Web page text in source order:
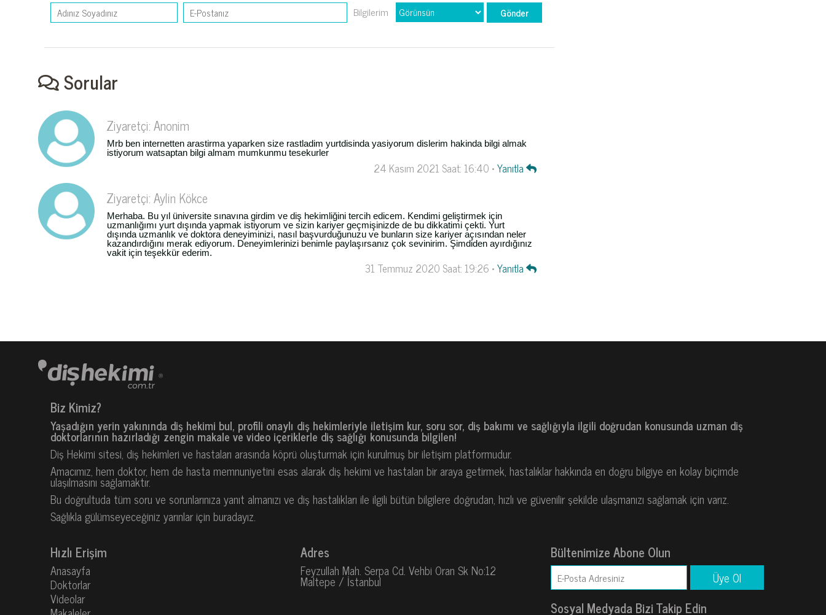
Bilgilerim
Sorular
Ziyaretçi: Anonim
Mrb ben internetten arastirma yaparken size rastladim yurtdisinda yasiyorum dislerim hakinda bilgi almak
istiyorum watsaptan bilgi almam mumkunmu tesekurler
24 Kasım 2021 Saat: 16:40 •Yanıtla
Ziyaretçi: Aylin Kökce
Merhaba. Bu yıl üniversite sınavına girdim ve diş hekimliğini tercih edicem. Kendimi geliştirmek için
uzmanlığımı yurt dışında yapmak istiyorum ve sizin kariyer geçmişinizde de bu dikkatimi çekti. Yurt
dışında uzmanlık ve doktora deneyiminizi, nasıl başvurduğunuzu ve bunların size kariyer açısından neler
kazandırdığını merak ediyorum. Deneyimlerinizi benimle paylaşırsanız çok sevinirim. Şimdiden ayırdığınız
vakit için teşekkür ederim.
31 Temmuz 2020 Saat: 19:26 •Yanıtla
Biz Kimiz?
Yaşadığın yerin yakınında diş hekimi bul, profili onaylı diş hekimleriyle iletişim kur, soru sor, diş bakımı ve sağlığıyla ilgili doğrudan konusunda uzman diş
doktorlarının hazırladığı zengin makale ve video içeriklerle diş sağlığı konusunda bilgilen!
Diş Hekimi sitesi, diş hekimleri ve hastaları arasında köprü oluşturmak için kurulmuş bir iletişim platformudur.
Amacımız, hem doktor, hem de hasta memnuniyetini esas alarak diş hekimi ve hastaları bir araya getirmek, hastalıklar hakkında en doğru bilgiye en kolay biçimde
ulaşılmasını sağlamaktır.
Bu doğrultuda tüm soru ve sorunlarınıza yanıt almanızı ve diş hastalıkları ile ilgili bütün bilgilere doğrudan, hızlı ve güvenilir şekilde ulaşmanızı sağlamak için varız.
Sağlıkla gülümseyeceğiniz yarınlar için buradayız.
Hızlı Erişim
Anasayfa
Doktorlar
Videolar
Adres
Feyzullah Mah. Serpa Cd. Vehbi Oran Sk No:12
Maltepe / İstanbul
Bültenimize Abone Olun
Sosyal Medyada Bizi Takip Edin